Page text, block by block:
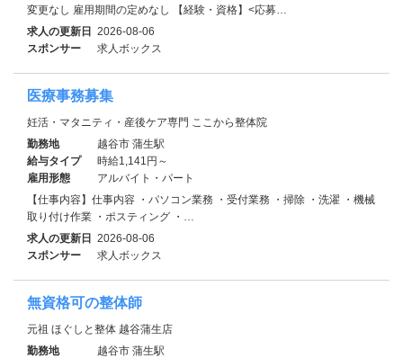
変更なし 雇用期間の定めなし 【経験・資格】<応募…
求人の更新日 2026-08-06
スポンサー
求人ボックス
医療事務募集
妊活・マタニティ・産後ケア専門 ここから整体院
勤務地
越谷市 蒲生駅
給与タイプ
時給1,141円～
雇用形態
アルバイト・パート
【仕事内容】仕事内容 ・パソコン業務 ・受付業務 ・掃除 ・洗濯 ・機械
取り付け作業 ・ポスティング ・…
求人の更新日 2026-08-06
スポンサー
求人ボックス
無資格可の整体師
元祖 ほぐしと整体 越谷蒲生店
勤務地
越谷市 蒲生駅